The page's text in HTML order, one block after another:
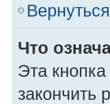
Что
Эта
закончить